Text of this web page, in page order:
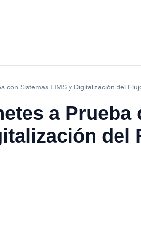
con Sistemas LIMS y Digitalización del
a
del